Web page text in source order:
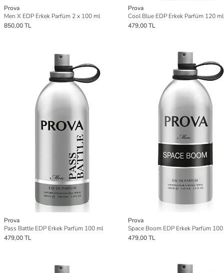
Prova
Men X EDP Erkek Parfüm 2 x 100 ml
850,00 TL
Prova
Cool Blue EDP Erkek Parfüm 120 ml
479,00 TL
Prova
Pass Battle EDP Erkek Parfüm 100 ml
479,00 TL
Prova
Space Boom EDP Erkek Parfüm
479,00 TL